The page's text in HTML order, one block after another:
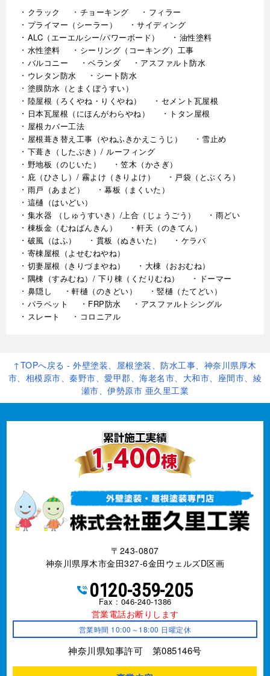
クラック チョーキング
フィラー
プライマー（シーラー）
サイディング
ALC（エーエルシー/パワーボード）
油性塗料
水性塗料
シーリング（コーキング）工事
バルコニー
ベランダ
アスファルト防水
ウレタン防水
シート防水
塗膜防水（とまくぼうすい）
陸屋根（ろくやね・りくやね）
セメント瓦屋根
日本瓦屋根（にほんがわらやね）
トタン屋根
屋根カバー工法
屋根葺き替え工事（やねふきかえこうじ）
雪止め
下葺き（したぶき）/ ルーフィング
野地板（のじいた）
笠木（かさぎ）
庇（ひさし）/ 霧よけ（きりよけ）
戸袋（とぶくろ）
雨戸（あまど）
幕板（まくいた）
這樋（はいどい）
集水器 （しゅうすいき）/上合（じょうごう）
雨どい
棟板金（むねばんきん）
軒天（のきてん）
破風（はふ）
貫板（ぬきいた）
ケラバ
寄棟屋根（よせむねやね）
切妻屋根（きりづまやね）
大棟（おおむね）
隅棟（すみむね）/ 下り棟（くだりむね）
ドーマー
鼻隠し
軒樋（のきどい）
竪樋（たてどい）
パラペット
FRP防水
アスファルトシングル
スレート
コロニアル
↑TOPへ戻る - 外壁塗装、屋根塗装、防水工事、神奈川県厚木
市、相模原市、秦野市、愛甲郡、海老名市、大和市、座間市、綾
瀬市、伊勢原市 亜久里工業
〒243-0807
神奈川県厚木市金田327-6金田ウェルズD区画
0120-359-205
Fax : 046-240-1386
営業電話お断りします
営業時間 10:00～18:00 日曜定休
神奈川県知事許可 第085146号